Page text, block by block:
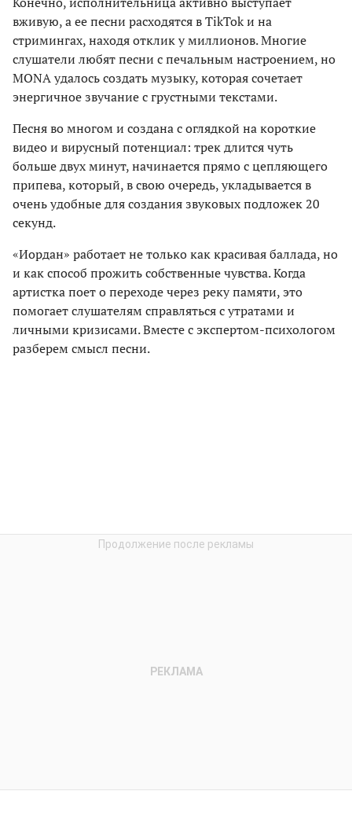
вживую, а ее песни расходятся в TikTok и на
стримингах, находя отклик у миллионов. Многие
слушатели любят песни с печальным настроением, но
MONA удалось создать музыку, которая сочетает
энергичное звучание с грустными текстами.
Песня во многом и создана с оглядкой на короткие
видео и вирусный потенциал: трек длится чуть
больше двух минут, начинается прямо с цепляющего
припева, который, в свою очередь, укладывается в
очень удобные для создания звуковых подложек 20
секунд.
«Иордан» работает не только как красивая баллада, но
и как способ прожить собственные чувства. Когда
артистка поет о переходе через реку памяти, это
помогает слушателям справляться с утратами и
личными кризисами. Вместе с экспертом-психологом
разберем смысл песни.